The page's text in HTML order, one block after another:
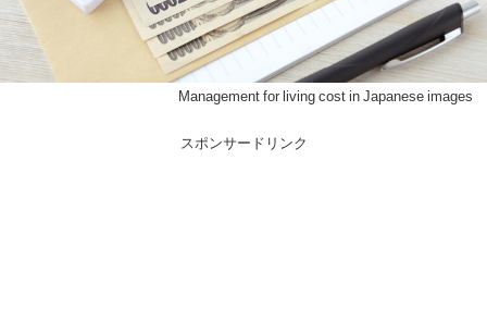
Management for living cost in Japanese images
スポンサードリンク